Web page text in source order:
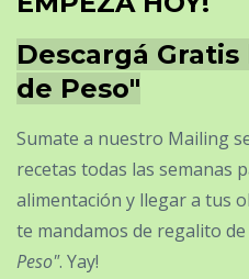
Descargá
de Peso"
Sumate a nuestro Mailing
recetas todas las semanas
alimentación y llegar a tus
te mandamos de regalito
Peso". Yay!